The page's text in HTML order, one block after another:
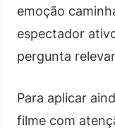
emoção
espectador
pergunta
Para aplicar
filme com